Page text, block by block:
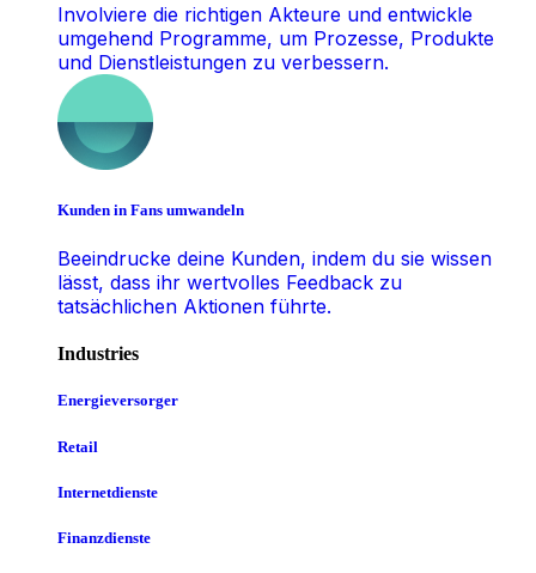
Involviere die richtigen Akteure und entwickle
umgehend Programme, um Prozesse, Produkte
und Dienstleistungen zu verbessern.
Kunden in Fans umwandeln
Beeindrucke deine Kunden, indem du sie wissen
lässt, dass ihr wertvolles Feedback zu
tatsächlichen Aktionen führte.
Industries
Energieversorger
Retail
Internetdienste
Finanzdienste